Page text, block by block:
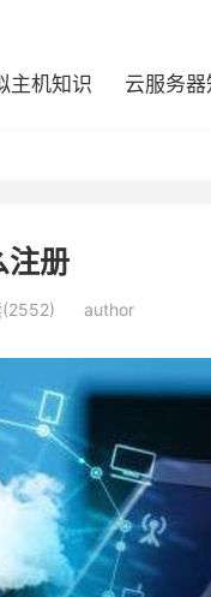
主机知识 云服务器
注册
(2552) author